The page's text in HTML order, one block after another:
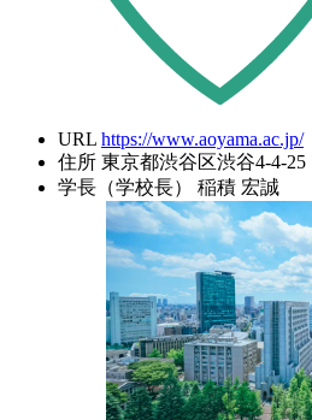
URL https://www.aoyama.ac.jp/
住所 東京都渋谷区渋谷4-4-25
学長（学校長）
稲積 宏誠